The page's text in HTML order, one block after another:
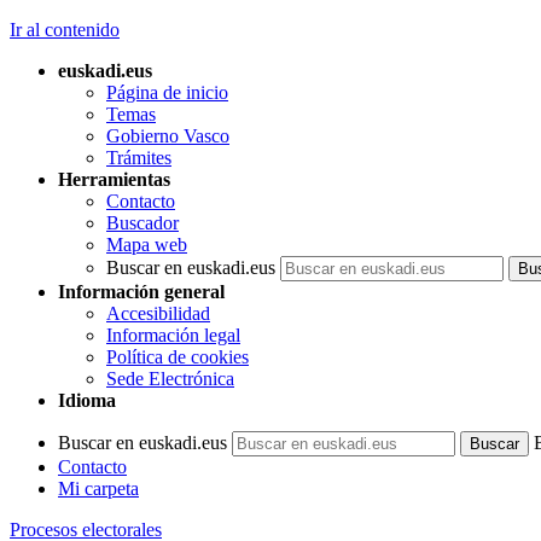
Ir al contenido
euskadi.eus
Página de inicio
Temas
Gobierno Vasco
Trámites
Herramientas
Contacto
Buscador
Mapa web
Buscar en euskadi.eus
Información general
Accesibilidad
Información legal
Política de cookies
Sede Electrónica
Idioma
Buscar en euskadi.eus
Contacto
Mi carpeta
Procesos electorales